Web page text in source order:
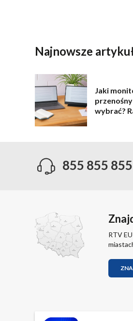
Najnowsze
Jaki
wybrać?
855 855 855
RTV